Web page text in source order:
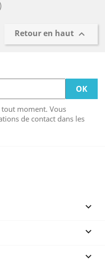
Retour en haut 
moment. Vous
de contact dans les


